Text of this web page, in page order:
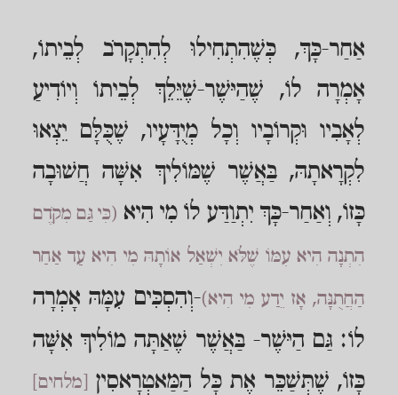
אַחַר-כָּךְ, כְּשֶׁהִתְחִילוּ לְהִתְקָרֹב לְבֵיתוֹ,
אָמְרָה לוֹ, שֶׁהַיּשֶׁר-שֶׁיֵּלֵךְ לְבֵיתוֹ וְיוֹדִיעַ
לְאָבִיו וּקְרוֹבָיו וְכָל מְיֻדָּעָיו, שֶׁכֻּלָּם יֵצְאוּ
לִקְרָאתָהּ, בַּאֲשֶׁר שֶׁמּוֹלִיךְ אִשָּׁה חֲשׁוּבָה
כָּזוֹ, וְאַחַר-כָּךְ יִתְוַדַּע לוֹ מִי הִיא (כִּי גַּם מִקֹדֶם
הִתְנָה הִיא עִמּוֹ שֶׁלֹּא יִשְׁאַל אוֹתָהּ מִי הִיא עַד אַחַר
הַחֲתֻנָּה, אָז יֵדַע מִי הִיא)-וְהִסְכִּים עִמָּהּ אָמְרָה
לוֹ: גַּם הַיּשֶׁר- בַּאֲשֶׁר שֶׁאַתָּה מוֹלִיךְ אִשָּׁה
כָּזוֹ, שֶׁתְּשַׁכֵּר אֶת כָּל הַמַּאטְרָאסִין [מלחים]